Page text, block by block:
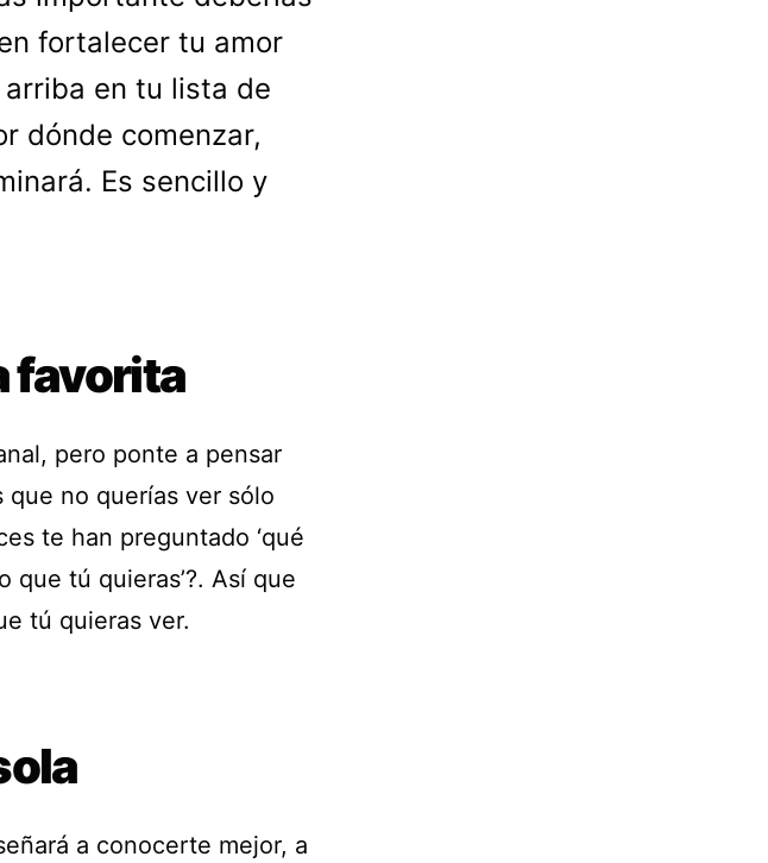
fortalecer tu amor
en tu lista de
dónde comenzar,
Es sencillo y
favorita
pero ponte a pensar
que no querías ver sólo
te han preguntado ‘qué
que tú quieras’?. Así que
tú quieras ver.
a conocerte mejor, a